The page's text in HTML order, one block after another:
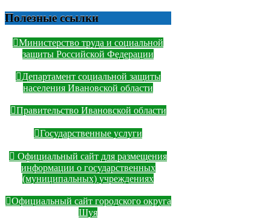
Полезные ссылки
Министерство труда и социальной
защиты Российской Федерации
Департамент социальной защиты
населения Ивановской области
Правительство Ивановской области
Государственные услуги
Официальный сайт для размещения
информации о государственных
(муниципальных) учреждениях
Официальный сайт городского округа
Шуя